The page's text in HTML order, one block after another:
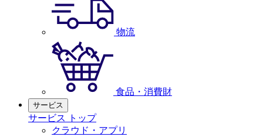
物流
食品・消費財
サービス
サービス トップ
クラウド・アプリ